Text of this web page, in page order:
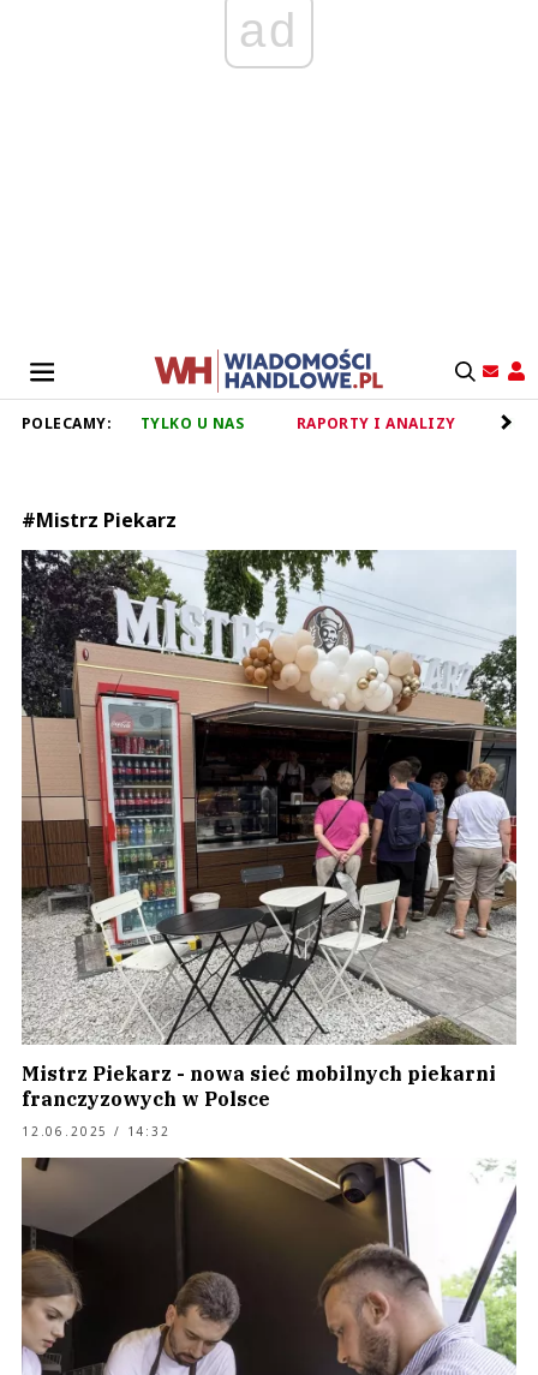
ad
POLECAMY: TYLKO U NAS RAPORTY I ANALIZY
#Mistrz Piekarz
Mistrz Piekarz - nowa sieć mobilnych piekarni
franczyzowych w Polsce
12.06.2025 / 14:32